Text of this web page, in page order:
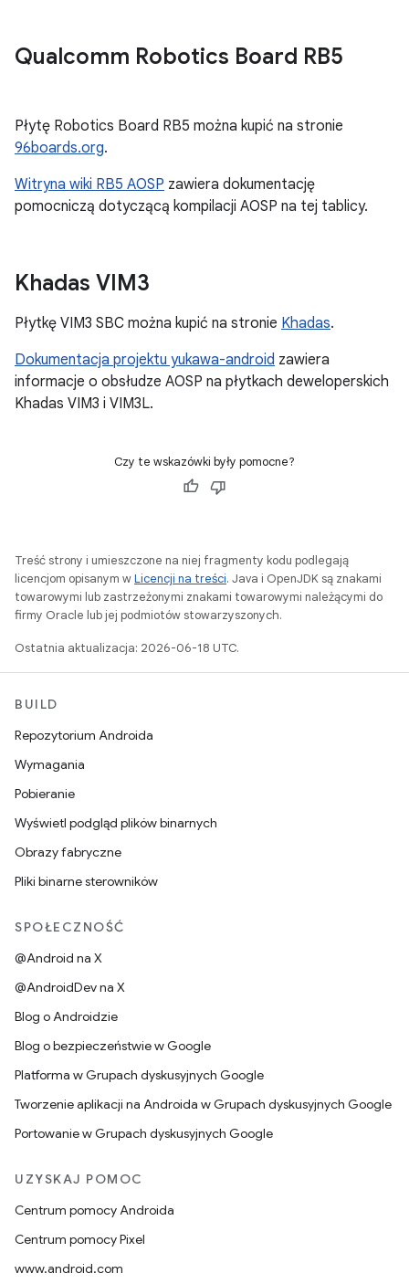
Qualcomm Robotics Board RB5
Płytę Robotics Board RB5 można kupić na stronie
96boards.org.
Witryna wiki RB5 AOSP zawiera dokumentację
pomocniczą dotyczącą kompilacji AOSP na tej tablicy.
Khadas VIM3
Płytkę VIM3 SBC można kupić na stronie Khadas.
Dokumentacja projektu yukawa-android zawiera
informacje o obsłudze AOSP na płytkach deweloperskich
Khadas VIM3 i VIM3L.
Czy te wskazówki były pomocne?
Treść strony i umieszczone na niej fragmenty kodu podlegają
licencjom opisanym wLicencji na treści. Java i OpenJDK są znakami
towarowymi lub zastrzeżonymi znakami towarowymi należącymi do
firmy Oracle lub jej podmiotów stowarzyszonych.
Ostatnia aktualizacja: 2026-06-18 UTC.
BUILD
Repozytorium Androida
Wymagania
Pobieranie
Wyświetl podgląd plików binarnych
Obrazy fabryczne
Pliki binarne sterowników
SPOŁECZNOŚĆ
@Android na X
@AndroidDev na X
Blog o Androidzie
Blog o bezpieczeństwie w Google
Platforma w Grupach dyskusyjnych Google
Tworzenie aplikacji na Androida w Grupach dyskusyjnych Google
Portowanie w Grupach dyskusyjnych Google
UZYSKAJ POMOC
Centrum pomocy Androida
Centrum pomocy Pixel
www.android.com